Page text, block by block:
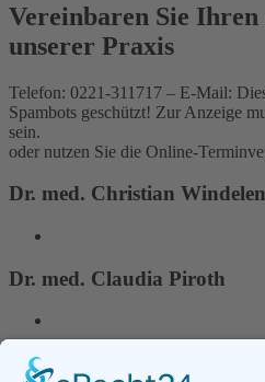
Vereinbaren Sie
unserer Praxis
Telefon: 0221-311717 – E-Mail:
Spambots geschützt! Zur Anzeige
sein.
oder nutzen Sie die Online-
Dr. med. Christian Windelen
Dr. med. Claudia Piroth
Dr. Pia Multhaupt